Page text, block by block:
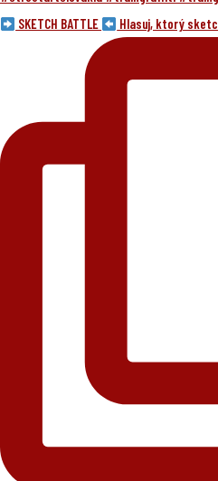
SKETCH BATTLE Hlasuj, ktorý sketc